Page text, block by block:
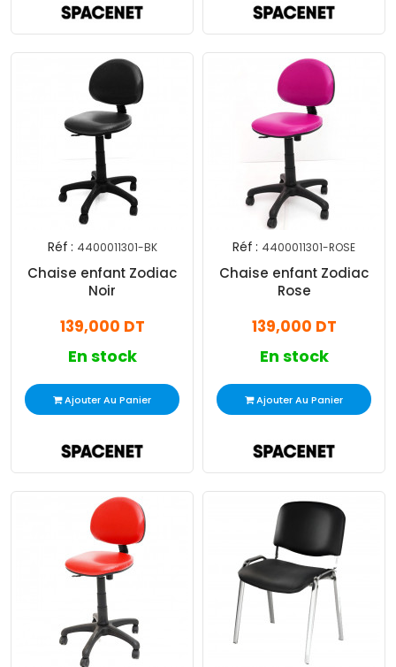
Réf : 4400011301-BK
Chaise enfant Zodiac
Noir
139,000 DT
En stock
Ajouter Au Panier
Réf : 4400011301-ROSE
Chaise enfant Zodiac
Rose
139,000 DT
En stock
Ajouter Au Panier